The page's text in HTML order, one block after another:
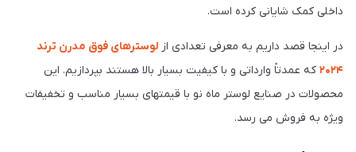
داخلی کمک شایانی کرده است.
در اینجا قصد داریم به معرفی تعدادی از لوسترهای فوق مدرن ترند
۲۰۲۴ که عمدتاً وارداتی و با کیفیت بسیار بالا هستند بپردازیم. این
محصولات در صنایع لوستر ماه نو با قیمتهای بسیار مناسب و تخفیفات
ویژه به فروش می رسد.